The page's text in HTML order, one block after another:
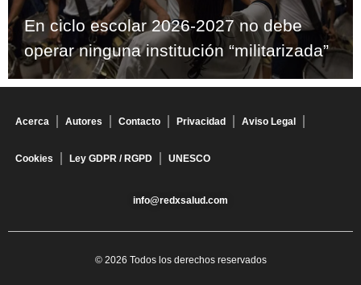
En ciclo escolar 2026-2027 no debe
operar ninguna institución “militarizada”
Acerca Autores Contacto Privacidad Aviso Legal
Cookies Ley GDPR / RGPD UNESCO
info@redxsalud.com
© 2026 Todos los derechos reservados